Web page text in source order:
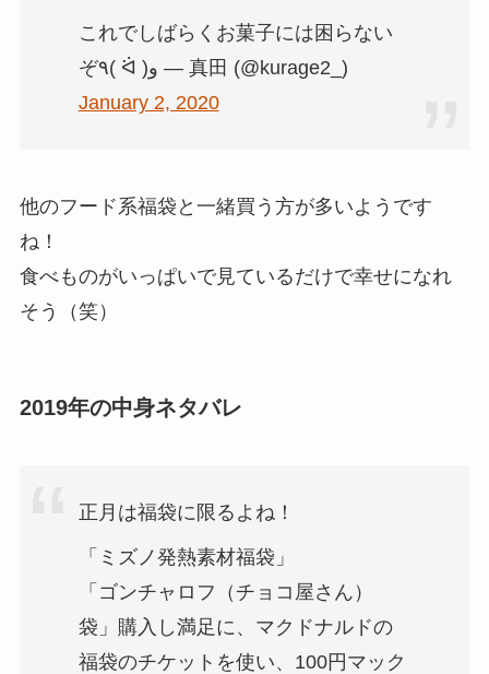
これでしばらくお菓子には困らない
ぞ٩( ᐛ )و — 真田 (@kurage2_)
January 2, 2020
他のフード系福袋と一緒買う方が多いようです
ね！
食べものがいっぱいで見ているだけで幸せになれ
そう（笑）
2019年の中身ネタバレ
正月は福袋に限るよね！
「ミズノ発熱素材福袋」
「ゴンチャロフ（チョコ屋さん）
袋」購入し満足に、マクドナルドの
福袋のチケットを使い、100円マック